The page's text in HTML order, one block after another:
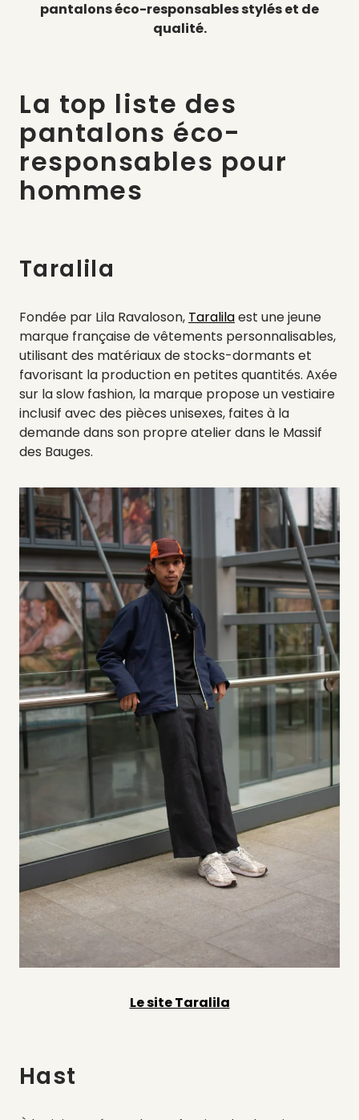
pantalons éco-responsables stylés et de
qualité.
La top liste des
pantalons éco-
responsables pour
hommes
Taralila
Fondée par Lila Ravaloson, Taralilaest une jeune
marque française de vêtements personnalisables,
utilisant des matériaux de stocks-dormants et
favorisant la production en petites quantités. Axée
sur la slow fashion, la marque propose un vestiaire
inclusif avec des pièces unisexes, faites à la
demande dans son propre atelier dans le Massif
des Bauges.
Le site Taralila
Hast